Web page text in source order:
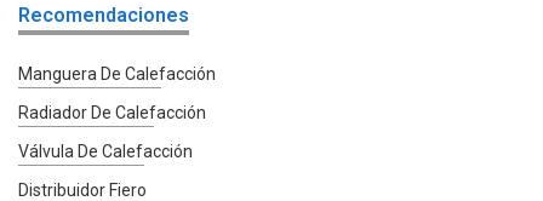
Recomendaciones
Manguera De Calefacción
Radiador De Calefacción
Válvula De Calefacción
Distribuidor Fiero